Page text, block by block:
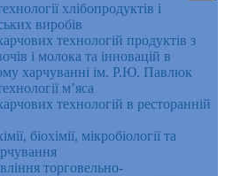
хлібопродуктів і
виробів
технологій продуктів з
і молока та інновацій в
харчуванні ім. Р.Ю. Павлюк
м’яса
технологій в ресторанній
біохімії, мікробіології та
торговельно-